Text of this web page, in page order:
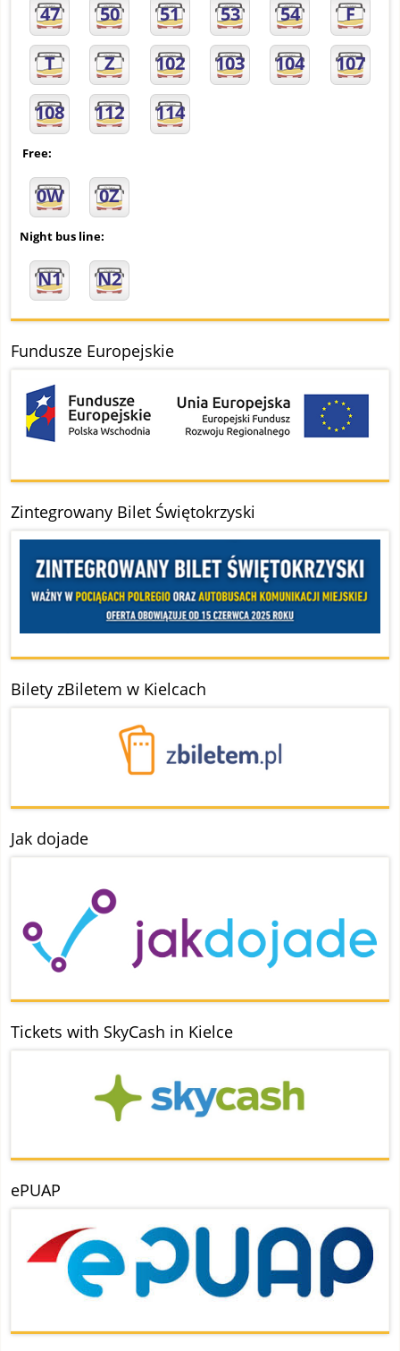
47 50 51 53 54 F
T Z 102 103 104 107
108 112 114
Free:
0W 0Z
Night bus line:
N1 N2
Fundusze Europejskie
Zintegrowany Bilet Świętokrzyski
Bilety zBiletem w Kielcach
Jak dojade
Tickets with SkyCash in Kielce
ePUAP